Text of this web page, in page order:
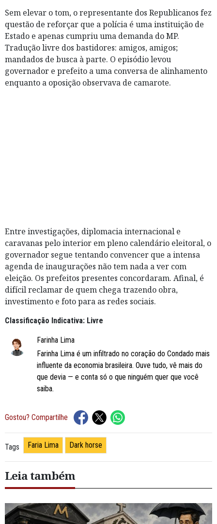
Sem elevar o tom, o representante dos Republicanos fez
questão de reforçar que a polícia é uma instituição de
Estado e apenas cumpriu uma demanda do MP.
Tradução livre dos bastidores: amigos, amigos;
mandados de busca à parte. O episódio levou
governador e prefeito a uma conversa de alinhamento
enquanto a oposição observava de camarote.
Entre investigações, diplomacia internacional e
caravanas pelo interior em pleno calendário eleitoral, o
governador segue tentando convencer que a intensa
agenda de inaugurações não tem nada a ver com
eleição. Os prefeitos presentes concordaram. Afinal, é
difícil reclamar de quem chega trazendo obra,
investimento e foto para as redes sociais.
Classificação Indicativa: Livre
Farinha Lima
Farinha Lima é um infiltrado no coração do Condado mais
influente da economia brasileira. Ouve tudo, vê mais do
que devia — e conta só o que ninguém quer que você
saiba.
Gostou? Compartilhe
Tags Faria Lima Dark horse
Leia também